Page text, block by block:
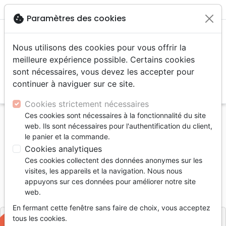
menu
Accueil Musique
Louange, Adoration
Citoyens des cieux [CD+DVD]
Citoyens des cieux [CD+DVD]
Artiste :Glorious
RéférenceREJ1081 EAN3760040710815
Editeur Rejoyce
cookie Paramètres des cookies
Nous utilisons des cookies pour vous offrir la
meilleure expérience possible. Certains cookies
sont nécessaires, vous devez les accepter pour
continuer à naviguer sur ce site.
Cookies strictement nécessaires
Ces cookies sont nécessaires à la fonctionnalité du site
web. Ils sont nécessaires pour l'authentification du client,
le panier et la commande.
Cookies analytiques
Ces cookies collectent des données anonymes sur les
visites, les appareils et la navigation. Nous nous
appuyons sur ces données pour améliorer notre site
web.
En fermant cette fenêtre sans faire de choix, vous acceptez
tous les cookies.